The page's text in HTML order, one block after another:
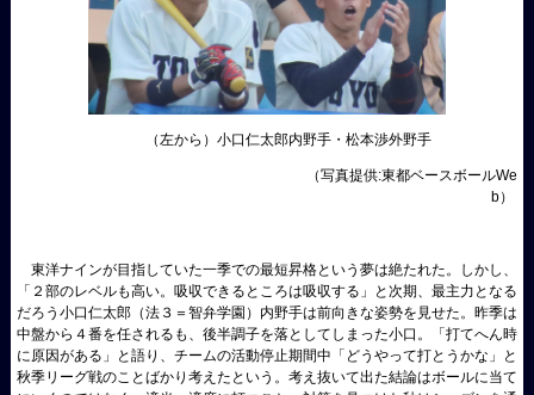
（左から）小口仁太郎内野手・松本渉外野手
（写真提供:東都ベースボールWe
b）
東洋ナインが目指していた一季での最短昇格という夢は絶たれた。しかし、
「２部のレベルも高い。吸収できるところは吸収する」と次期、最主力となる
だろう小口仁太郎（法３＝智弁学園）内野手は前向きな姿勢を見せた。昨季は
中盤から４番を任されるも、後半調子を落としてしまった小口。「打てへん時
に原因がある」と語り、チームの活動停止期間中「どうやって打とうかな」と
秋季リーグ戦のことばかり考えたという。考え抜いて出た結論はボールに当て